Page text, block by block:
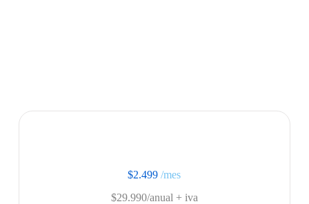
$2.499 /mes
$29.990/anual + iva